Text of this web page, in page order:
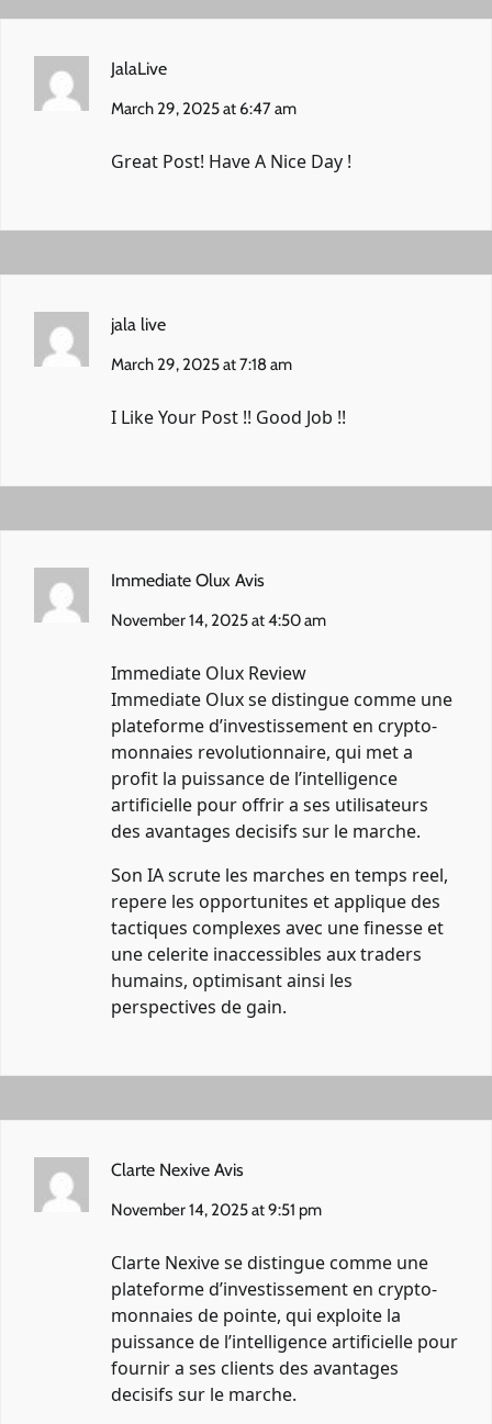
JalaLive
March 29, 2025 at 6:47 am
Great Post! Have A Nice Day !
jala live
March 29, 2025 at 7:18 am
I Like Your Post !! Good Job !!
Immediate Olux Avis
November 14, 2025 at 4:50 am
Immediate Olux Review
Immediate Olux se distingue comme une
plateforme d’investissement en crypto-
monnaies revolutionnaire, qui met a
profit la puissance de l’intelligence
artificielle pour offrir a ses utilisateurs
des avantages decisifs sur le marche.
Son IA scrute les marches en temps reel,
repere les opportunites et applique des
tactiques complexes avec une finesse et
une celerite inaccessibles aux traders
humains, optimisant ainsi les
perspectives de gain.
Clarte Nexive Avis
November 14, 2025 at 9:51 pm
Clarte Nexive se distingue comme une
plateforme d’investissement en crypto-
monnaies de pointe, qui exploite la
puissance de l’intelligence artificielle pour
fournir a ses clients des avantages
decisifs sur le marche.